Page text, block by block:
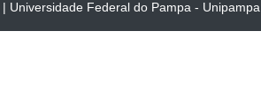
Universidade Federal do Pampa - Unipampa